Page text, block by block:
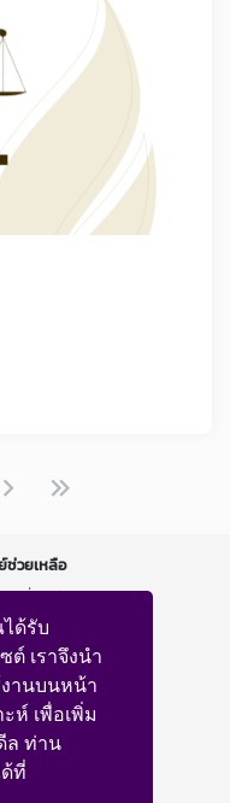
ด้รับ
ต์ เราจึงนำ
านบนหน้า
ห์ เพื่อเพิ่ม
ล ท่าน
ที่
ช่วยเหลือ
ามที่พบบ่อย
ายความเป็นส่วนตัว